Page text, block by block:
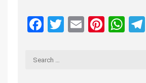
Facebook
Twitter
Email